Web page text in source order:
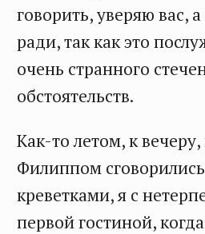
говорить, уверяю вас,
ради, так как это
очень странного
обстоятельств.
Как-то летом, к
Филиппом
креветками, я с
первой гостиной,